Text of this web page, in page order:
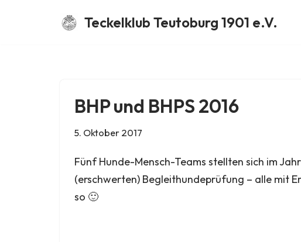
Teckelklub Teutoburg 1901 e.V.
BHP und BHPS 2016
5. Oktober 2017
Fünf Hunde-Mensch-Teams stellten sich im
(erschwerten) Begleithundeprüfung – alle mit
so 🙂